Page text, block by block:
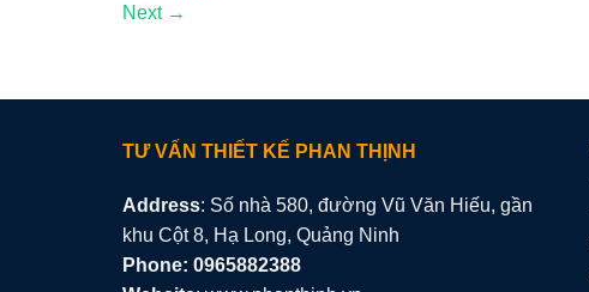
Next →
TƯ VẤN THIẾT KẾ PHAN THỊNH
Address: Số nhà 580, đường Vũ Văn Hiếu, gần
khu Cột 8, Hạ Long, Quảng Ninh
Phone: 0965882388